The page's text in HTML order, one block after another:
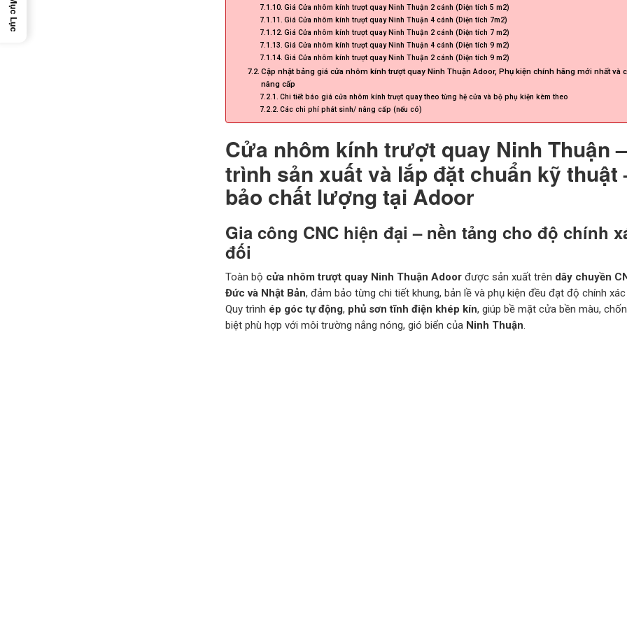
Giá Cửa nhôm kính trượt quay Ninh Thuận 2 cánh (Diện tích 5 m2)
Giá Cửa nhôm kính trượt quay Ninh Thuận 4 cánh (Diện tích 7m2)
Giá Cửa nhôm kính trượt quay Ninh Thuận 2 cánh (Diện tích 7 m2)
Giá Cửa nhôm kính trượt quay Ninh Thuận 4 cánh (Diện tích 9 m2)
Giá Cửa nhôm kính trượt quay Ninh Thuận 2 cánh (Diện tích 9 m2)
Cập nhật bảng giá cửa nhôm kính trượt quay Ninh Thuận Adoor, Phụ kiện chính hãng mới nhất và
nâng cấp
Chi tiết báo giá cửa nhôm kính trượt quay theo từng hệ cửa và bộ phụ kiện kèm theo
Các chi phí phát sinh/ nâng cấp (nếu có)
Cửa nhôm kính trượt quay Ninh Thuận
trình sản xuất và lắp đặt chuẩn kỹ thuật
bảo chất lượng tại Adoor
Gia công CNC hiện đại – nền tảng cho độ chính
đối
Toàn bộ cửa nhôm trượt quay Ninh Thuận Adoor được sản xuất trên dây chuyền
Đức và Nhật Bản, đảm bảo từng chi tiết khung, bản lề và phụ kiện đều đạt độ chính
Quy trình ép góc tự động, phủ sơn tĩnh điện khép kín, giúp bề mặt cửa bền màu,
biệt phù hợp với môi trường nắng nóng, gió biển của Ninh Thuận.
Mục Lục